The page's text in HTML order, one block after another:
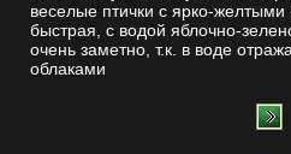
веселые птички с ярко-
быстрая, с водой яблочно-
очень заметно, т.к. в воде
облаками